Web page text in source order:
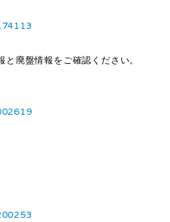
廃盤情報をご確認ください。